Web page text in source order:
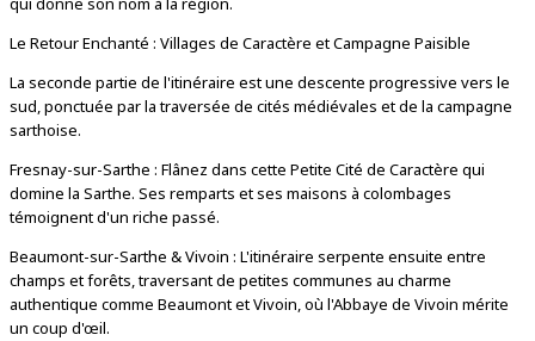
Le Retour Enchanté : Villages de Caractère et Campagne Paisible
La seconde partie de l'itinéraire est une descente progressive vers le
sud, ponctuée par la traversée de cités médiévales et de la campagne
sarthoise.
Fresnay-sur-Sarthe : Flânez dans cette Petite Cité de Caractère qui
domine la Sarthe. Ses remparts et ses maisons à colombages
témoignent d'un riche passé.
Beaumont-sur-Sarthe & Vivoin : L'itinéraire serpente ensuite entre
champs et forêts, traversant de petites communes au charme
authentique comme Beaumont et Vivoin, où l'Abbaye de Vivoin mérite
un coup d'œil.